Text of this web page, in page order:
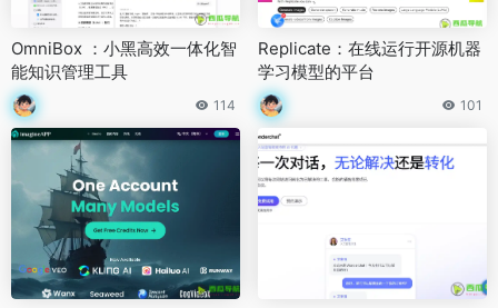
OmniBox ：小黑高效一体化智
能知识管理工具
114
Replicate：在线运行开源机器
学习模型的平台
101